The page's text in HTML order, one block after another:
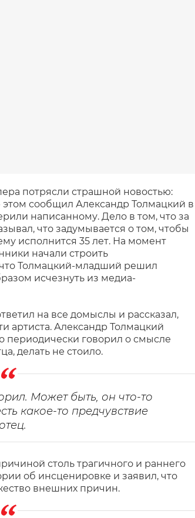
потрясли страшной новостью:
сообщил Александр Толмацкий в
написанному. Дело в том, что за
что задумывается о том, чтобы
исполнится 35 лет. На момент
начали строить
Толмацкий-младший решил
исчезнуть из медиа-
на все домыслы и рассказал,
артиста. Александр Толмацкий
периодически говорил о смысле
делать не стоило.
Может быть, он что-то
какое-то предчувствие
столь трагичного и раннего
об инсценировке и заявил, что
внешних причин.